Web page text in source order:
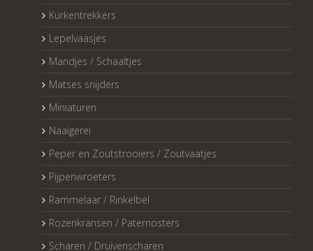
Kurkentrekkers
Lepelvaasjes
Mandjes / Schaaltjes
Matses snijders
Miniaturen
Naaigerei
Peper en Zoutstrooiers / Zoutvaatjes
Pijpenwroeters
Rammelaar / Rinkelbel
Rozenkransen / Paternosters
Scharen / Druivenscharen